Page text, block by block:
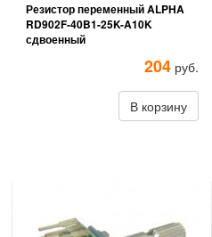
Резистор переменный ALPHA
RD902F-40B1-25K-A10K
сдвоенный
204 руб.
В корзину